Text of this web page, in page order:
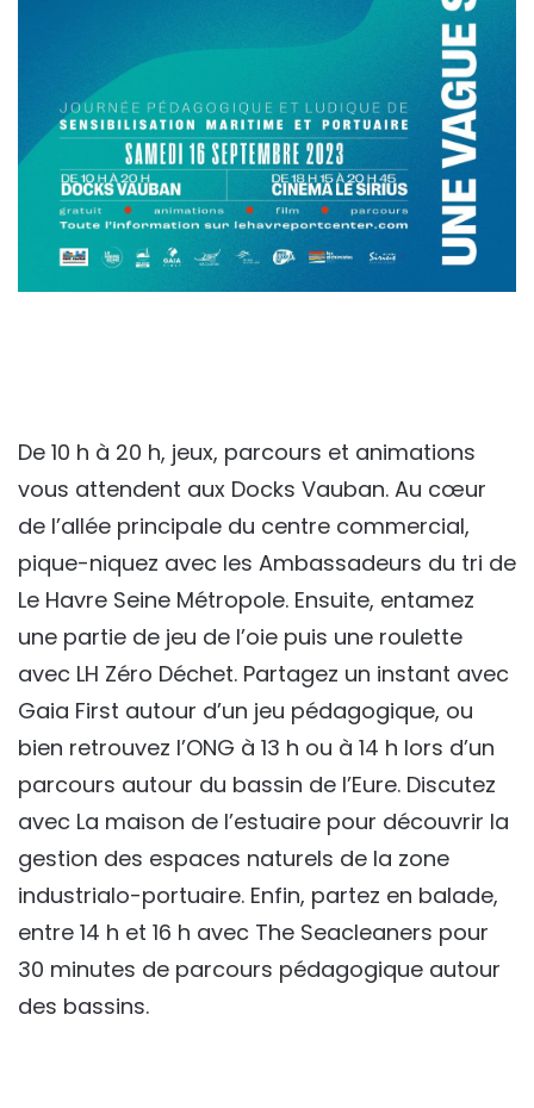
De 10 h à 20 h, jeux, parcours et animations
vous attendent aux Docks Vauban. Au cœur
de l’allée principale du centre commercial,
pique-niquez avec les Ambassadeurs du tri de
Le Havre Seine Métropole. Ensuite, entamez
une partie de jeu de l’oie puis une roulette
avec LH Zéro Déchet. Partagez un instant avec
Gaia First autour d’un jeu pédagogique, ou
bien retrouvez l’ONG à 13 h ou à 14 h lors d’un
parcours autour du bassin de l’Eure. Discutez
avec La maison de l’estuaire pour découvrir la
gestion des espaces naturels de la zone
industrialo-portuaire. Enfin, partez en balade,
entre 14 h et 16 h avec The Seacleaners pour
30 minutes de parcours pédagogique autour
des bassins.